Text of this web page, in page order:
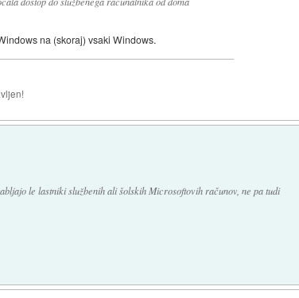
na (skoraj) vsaki Windows.
le lastniki službenih ali šolskih Microsoftovih računov, ne pa tudi